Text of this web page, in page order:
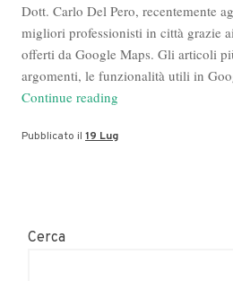
Dott. Carlo Del Pero, recentemente
migliori professionisti in città grazie
offerti da Google Maps. Gli articoli
argomenti, le funzionalità utili in
Continue reading
Del
Pubblicato il 19 Lug
Cerca